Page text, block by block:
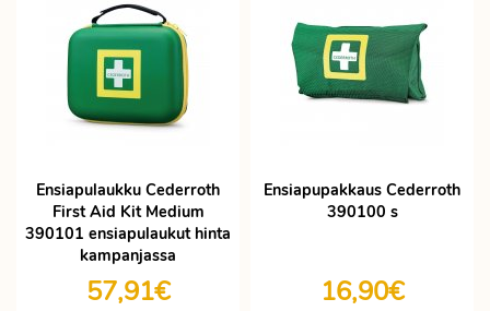
Ensiapulaukku Cederroth
First Aid Kit Medium
390101 ensiapulaukut hinta
kampanjassa
57,91€
Ensiapupakkaus Cederroth
390100 s
16,90€